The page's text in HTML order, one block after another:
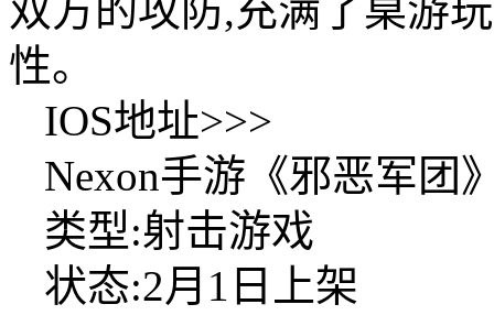
双方的攻防,充满了桌游
性。
IOS地址>>>
Nexon手游《邪恶军团
类型:射击游戏
状态:2月1日上架